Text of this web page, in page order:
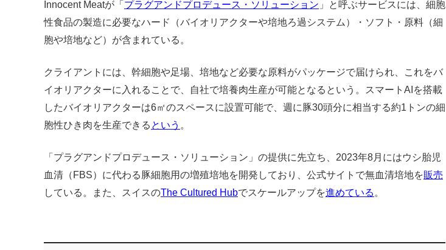
Innocent Meatが「 プラグアンドプロデュース・ソリューション 」と呼ぶサービスには、細胞
性食品の製造に必要なハード（バイオリアクターや培地ろ過システム）・ソフト・原料（細
胞や培地など）が含まれている。
クライアントには、幹細胞や足場、培地など必要な原料がパッケージで届けられ、これをバ
イオリアクターに入れることで、自社で培養肉生産が可能となるという。スマートAIを搭載
したバイオリアクターは6㎡のスペースに設置可能で、週に豚30頭分に相当する約1トンの細
胞性ひき肉を生産できる という 。
「プラグアンドプロデュース・ソリューション」の提供に先立ち、2023年8月にはウシ胎児
血清（FBS）に代わる豚細胞用の増殖培地を開発しており、公式サイトで無血清培地を販売
している。また、スイスのThe Cultured Hubでスケールアップを進めている 。